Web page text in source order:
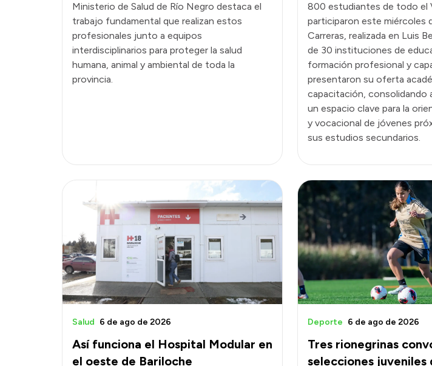
Ministerio de Salud de Río Negro destaca el
trabajo fundamental que realizan estos
profesionales junto a equipos
interdisciplinarios para proteger la salud
humana, animal y ambiental de toda la
provincia.
800 estudiantes de todo el
participaron este miércoles
Carreras, realizada en Luis
de 30 instituciones de
formación profesional y
presentaron su oferta
capacitación, consolidando
un espacio clave para la
y vocacional de jóvenes
sus estudios secundarios.
Así funciona el Hospital Modular en
el oeste de Bariloche
Salud 6 de ago de 2026
Tres rionegrinas
selecciones juveniles
Deporte 6 de ago de 2026